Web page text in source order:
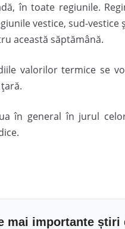
în toate regiunile.
vestice, sud-vestice
această săptămână.
valorilor termice se
în general în jurul
mai importante știri